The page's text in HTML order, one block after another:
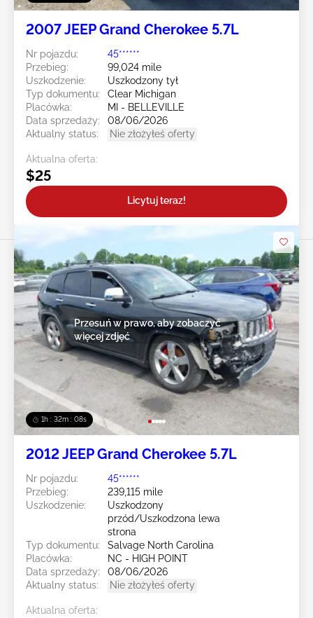
2007 JEEP Grand Cherokee 5.7L
Nr pojazdu:
45******
Przebieg:
99,024 mile
Uszkodzenie:
Uszkodzony tył
Typ dokumentu:
Clear Michigan
Placówka:
MI - BELLEVILLE
Data sprzedaży:
08/06/2026
Aktualny status:
Nie złożyłeś oferty
Aktualna oferta:
$25
Licytuj teraz!
1h : 32m : 05s
Przesuń w prawo, aby zobaczyć
więcej zdjęć
2012 JEEP Grand Cherokee 5.7L
Nr pojazdu:
45******
Przebieg:
239,115 mile
Uszkodzenie:
Uszkodzony
przód/Uszkodzona lewa
strona
Typ dokumentu:
Salvage North Carolina
Placówka:
NC - HIGH POINT
Data sprzedaży:
08/06/2026
Aktualny status:
Nie złożyłeś oferty
Aktualna oferta: